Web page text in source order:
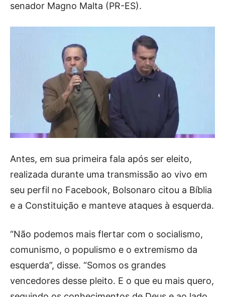
senador Magno Malta (PR-ES).
Antes, em sua primeira fala após ser eleito,
realizada durante uma transmissão ao vivo em
seu perfil no Facebook, Bolsonaro citou a Bíblia
e a Constituição e manteve ataques à esquerda.
“Não podemos mais flertar com o socialismo,
comunismo, o populismo e o extremismo da
esquerda”, disse. “Somos os grandes
vencedores desse pleito. E o que eu mais quero,